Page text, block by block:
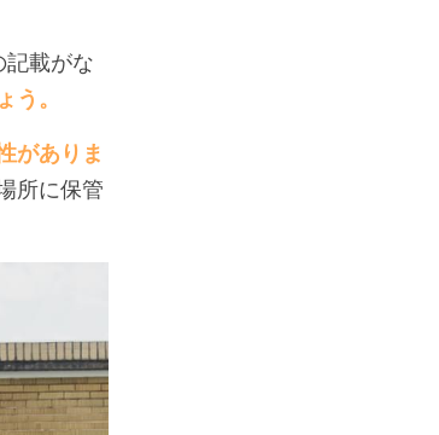
記載がな
う。
がありま
所に保管